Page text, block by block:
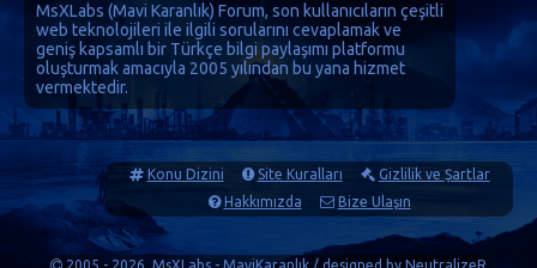
MsXLabs (Mavi Karanlık) Forum, son kullanıcıların çeşitli
web teknolojileri ile ilgili sorularını cevaplamak ve
geniş kapsamlı bir Türkçe bilgi paylaşımı platformu
oluşturmak amacıyla 2005 yılından bu yana hizmet
vermektedir.
Konu Dizini Site Kuralları
Gizlilik ve Şartlar
Hakkımızda
Bize Ulaşın